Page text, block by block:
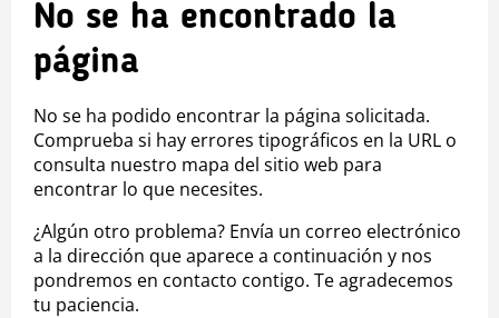
No se ha encontrado la
página
No se ha podido encontrar la página solicitada.
Comprueba si hay errores tipográficos en la URL o
consulta nuestro mapa del sitio web para
encontrar lo que necesites.
¿Algún otro problema? Envía un correo electrónico
a la dirección que aparece a continuación y nos
pondremos en contacto contigo. Te agradecemos
tu paciencia.